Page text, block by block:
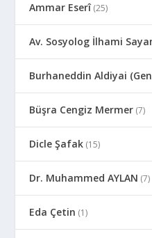
Ammar Eserî(25)
Av. Sosyolog İlhami
Burhaneddin Aldiyai
Büşra Cengiz Mermer (7)
Dicle Şafak (15)
Dr. Muhammed AYLAN (7)
Eda Çetin (1)